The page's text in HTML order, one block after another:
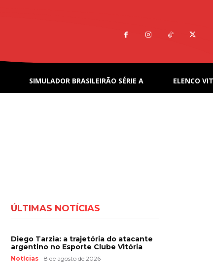
SIMULADOR BRASILEIRÃO SÉRIE A ELENCO
ÚLTIMAS NOTÍCIAS
Diego Tarzia: a trajetória do atacante
argentino no Esporte Clube Vitória
Notícias 8 de agosto de 2026